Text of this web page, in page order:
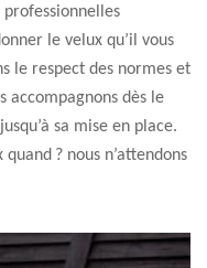
professionnelles
le velux qu’il vous
le respect des normes et
accompagnons dès le
sa mise en place.
? nous n’attendons